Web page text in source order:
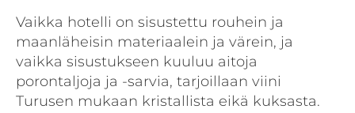
Vaikka hotelli on sisustettu rouhein ja
maanläheisin materiaalein ja värein, ja
vaikka sisustukseen kuuluu aitoja
porontaljoja ja -sarvia, tarjoillaan viini
Turusen mukaan kristallista eikä kuksasta.